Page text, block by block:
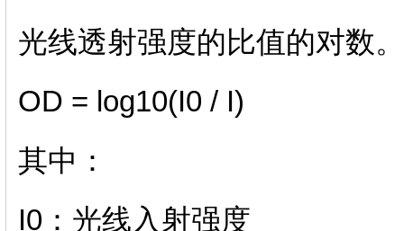
光线透射强度的比值的对数
OD = log10(I0 / I)
其中：
I0：光线入射强度